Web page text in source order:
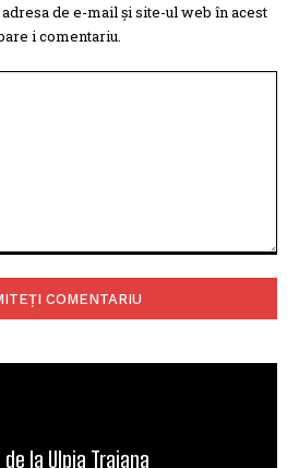
de e-mail și site-ul web în acest
i comentariu.
la Ulpia Traiana